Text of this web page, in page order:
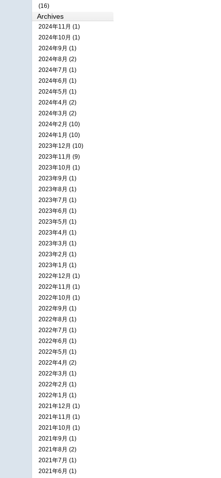
(16)
Archives
2024年11月 (1)
2024年10月 (1)
2024年9月 (1)
2024年8月 (2)
2024年7月 (1)
2024年6月 (1)
2024年5月 (1)
2024年4月 (2)
2024年3月 (2)
2024年2月 (10)
2024年1月 (10)
2023年12月 (10)
2023年11月 (9)
2023年10月 (1)
2023年9月 (1)
2023年8月 (1)
2023年7月 (1)
2023年6月 (1)
2023年5月 (1)
2023年4月 (1)
2023年3月 (1)
2023年2月 (1)
2023年1月 (1)
2022年12月 (1)
2022年11月 (1)
2022年10月 (1)
2022年9月 (1)
2022年8月 (1)
2022年7月 (1)
2022年6月 (1)
2022年5月 (1)
2022年4月 (2)
2022年3月 (1)
2022年2月 (1)
2022年1月 (1)
2021年12月 (1)
2021年11月 (1)
2021年10月 (1)
2021年9月 (1)
2021年8月 (2)
2021年7月 (1)
2021年6月 (1)